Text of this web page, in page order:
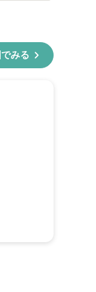
みる chevron_right